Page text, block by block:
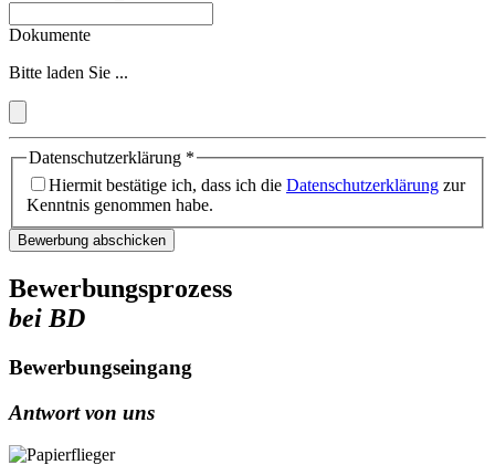
Dokumente
Bitte laden Sie ...
Datenschutzerklärung *
Hiermit bestätige ich, dass ich die Datenschutzerklärung zur
Kenntnis genommen habe.
Bewerbung abschicken
Bewerbungsprozess
bei BD
Bewerbungseingang
Antwort von uns